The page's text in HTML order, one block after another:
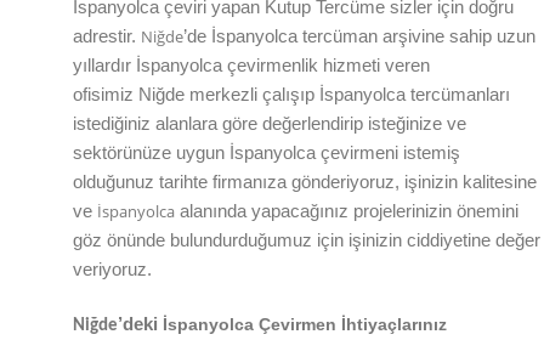
İspanyolca çeviri yapan Kutup Tercüme sizler için doğru
adrestir. Niğde’de İspanyolca tercüman arşivine sahip uzun
yıllardır İspanyolca çevirmenlik hizmeti veren
ofisimiz Niğde merkezli çalışıp İspanyolca tercümanları
istediğiniz alanlara göre değerlendirip isteğinize ve
sektörünüze uygun İspanyolca çevirmeni istemiş
olduğunuz tarihte firmanıza gönderiyoruz, işinizin kalitesine
ve İspanyolca alanında yapacağınız projelerinizin önemini
göz önünde bulundurduğumuz için işinizin ciddiyetine değer
veriyoruz.
Niğde’deki İspanyolca Çevirmen İhtiyaçlarınız